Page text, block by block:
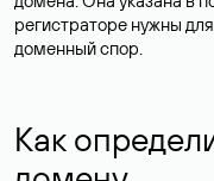
регистраторе нужны
доменный спор.
Как